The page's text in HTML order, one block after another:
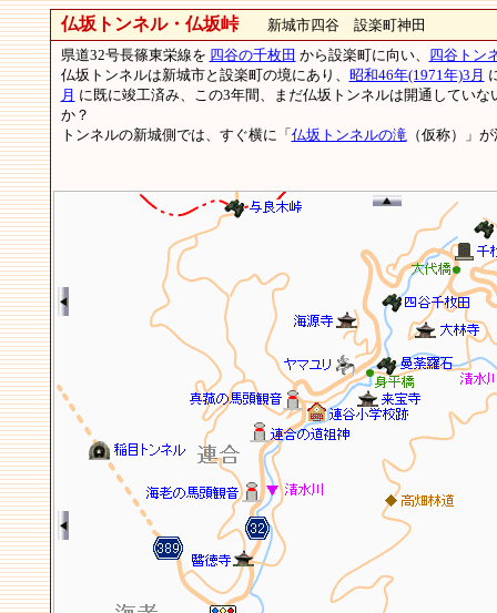
仏坂トンネル・仏坂峠新城市四谷 設楽町神田
県道32号長篠東栄線を 四谷の千枚田 から設楽町に向い、 四谷トン
仏坂トンネルは新城市と設楽町の境にあり、 昭和46年(1971年)3月
月 に既に竣工済み、この3年間、まだ仏坂トンネルは開通してい
か？
トンネルの新城側では、すぐ横に「 仏坂トンネルの滝（仮称）」